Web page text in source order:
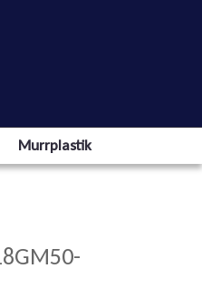
Murrplastik